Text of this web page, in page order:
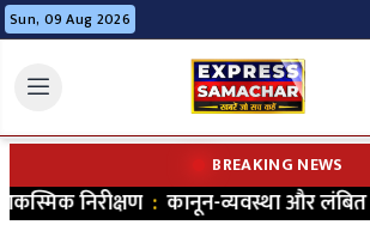
Sun, 09 Aug 2026
BREAKING NEWS
निरीक्षण:कानून-व्यवस्था और लंबित